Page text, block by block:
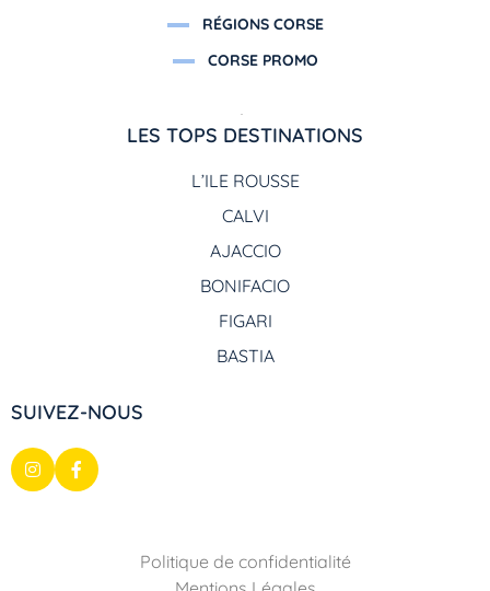
RÉGIONS CORSE
CORSE PROMO
LES TOPS DESTINATIONS
L’ILE ROUSSE
CALVI
AJACCIO
BONIFACIO
FIGARI
BASTIA
SUIVEZ-NOUS
Politique de confidentialité